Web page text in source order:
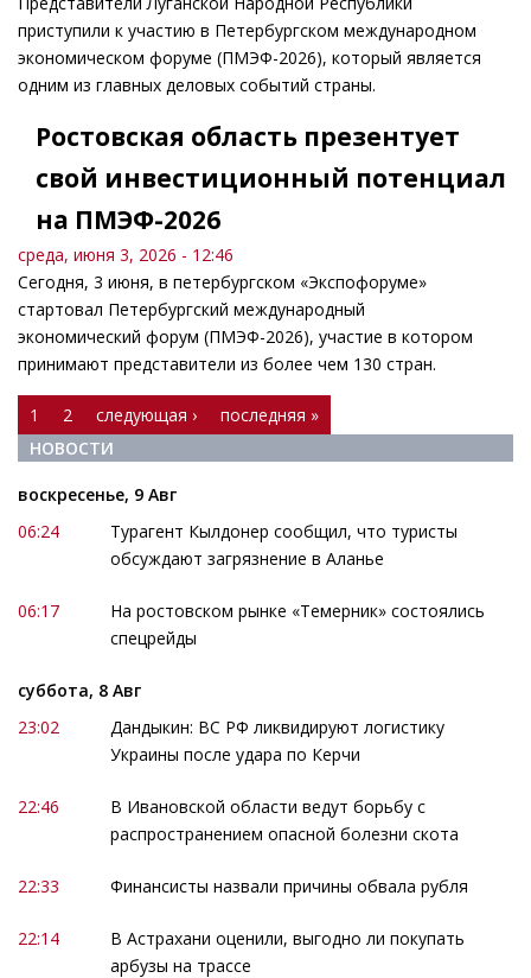
приступили к участию в Петербургском международном
экономическом форуме (ПМЭФ-2026), который является
одним из главных деловых событий страны.
Ростовская область презентует
свой инвестиционный потенциал
на ПМЭФ-2026
среда, июня 3, 2026 - 12:46
Сегодня, 3 июня, в петербургском «Экспофоруме»
стартовал Петербургский международный
экономический форум (ПМЭФ-2026), участие в котором
принимают представители из более чем 130 стран.
Страницы
1 2 следующая ›
последняя »
НОВОСТИ
воскресенье, 9 Авг
06:24
Турагент Кылдонер сообщил, что туристы
обсуждают загрязнение в Аланье
06:17
На ростовском рынке «Темерник» состоялись
спецрейды
суббота, 8 Авг
23:02
Дандыкин: ВС РФ ликвидируют логистику
Украины после удара по Керчи
22:46
В Ивановской области ведут борьбу с
распространением опасной болезни скота
22:33 Финансисты назвали причины обвала рубля
22:14
В Астрахани оценили, выгодно ли покупать
арбузы на трассе